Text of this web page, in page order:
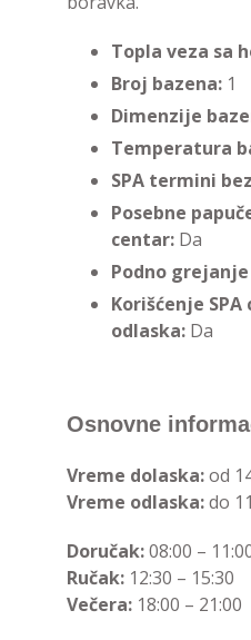
Topla veza sa
Broj bazena: 1
Dimenzije
Temperatura
SPA termini
Posebne
centar: Da
Podno grejanje
Korišćenje
odlaska: Da
Osnovne
Vreme dolaska:od
Vreme odlaska:do
Doručak:08:00 –
Ručak: 12:30 – 15:30
Večera: 18:00 – 21:00